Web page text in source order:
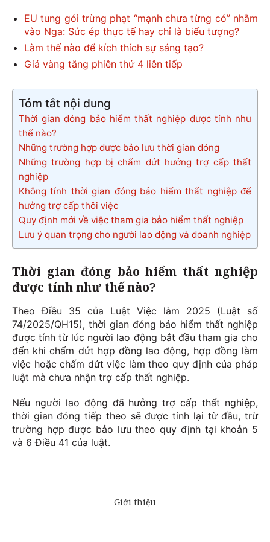
EU tung gói trừng phạt “mạnh chưa từng có” nhằm
vào Nga: Sức ép thực tế hay chỉ là biểu tượng?
Làm thế nào để kích thích sự sáng tạo?
Giá vàng tăng phiên thứ 4 liên tiếp
Tóm tắt nội dung
Thời gian đóng bảo hiểm thất nghiệp được tính như
thế nào?
Những trường hợp được bảo lưu thời gian đóng
Những trường hợp bị chấm dứt hưởng trợ cấp thất
nghiệp
Không tính thời gian đóng bảo hiểm thất nghiệp để
hưởng trợ cấp thôi việc
Quy định mới về việc tham gia bảo hiểm thất nghiệp
Lưu ý quan trọng cho người lao động và doanh nghiệp
Thời gian đóng bảo hiểm thất nghiệp
được tính như thế nào?
Theo Điều 35 của Luật Việc làm 2025 (Luật số
74/2025/QH15), thời gian đóng bảo hiểm thất nghiệp
được tính từ lúc người lao động bắt đầu tham gia cho
đến khi chấm dứt hợp đồng lao động, hợp đồng làm
việc hoặc chấm dứt việc làm theo quy định của pháp
luật mà chưa nhận trợ cấp thất nghiệp.
Nếu người lao động đã hưởng trợ cấp thất nghiệp,
thời gian đóng tiếp theo sẽ được tính lại từ đầu, trừ
trường hợp được bảo lưu theo quy định tại khoản 5
và 6 Điều 41 của luật.